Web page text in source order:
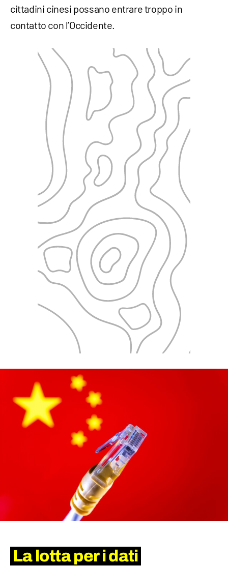
cittadini cinesi possano entrare troppo in
contatto con l’Occidente.
La lotta per i dati